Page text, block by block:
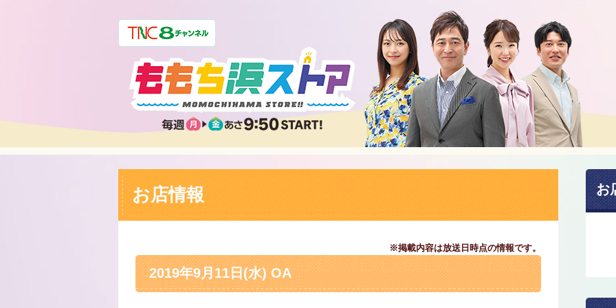
お店情報
※掲載内容は放送日時点の情報です。
2019年9月11日(水) OA
お